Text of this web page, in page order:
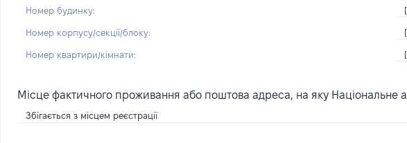
Номер будинку:
Номер корпусу/секції/блоку:
Номер квартири/кімнати:
Місце фактичного проживання або поштова адреса, на яку Національне
Збігається з місцем реєстрації